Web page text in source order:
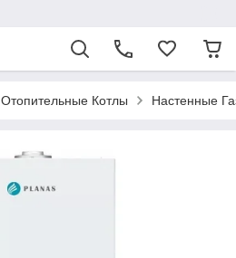
Отопительные Котлы Настенные